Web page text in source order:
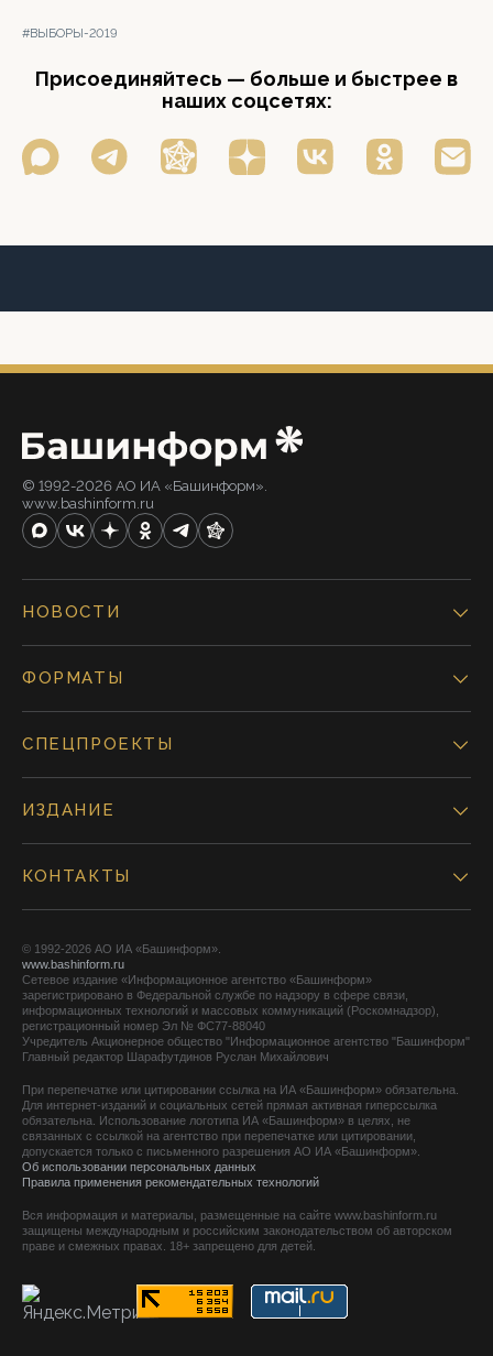
#ВЫБОРЫ-2019
Присоединяйтесь — больше и быстрее в
наших соцсетях:
© 1992-2026 АО ИА «Башинформ».
www.bashinform.ru
НОВОСТИ
ФОРМАТЫ
СПЕЦПРОЕКТЫ
ИЗДАНИЕ
КОНТАКТЫ
© 1992-2026 АО ИА «Башинформ».
www.bashinform.ru
Сетевое издание «Информационное агентство «Башинформ»
зарегистрировано в Федеральной службе по надзору в сфере связи,
информационных технологий и массовых коммуникаций (Роскомнадзор),
регистрационный номер Эл № ФС77-88040
Учредитель Акционерное общество "Информационное агентство "Башинформ"
Главный редактор Шарафутдинов Руслан Михайлович
При перепечатке или цитировании ссылка на ИА «Башинформ» обязательна.
Для интернет-изданий и социальных сетей прямая активная гиперссылка
обязательна. Использование логотипа ИА «Башинформ» в целях, не
связанных с ссылкой на агентство при перепечатке или цитировании,
допускается только с письменного разрешения АО ИА «Башинформ».
Об использовании персональных данных
Правила применения рекомендательных технологий
Вся информация и материалы, размещенные на сайте www.bashinform.ru
защищены международным и российским законодательством об авторском
праве и смежных правах. 18+ запрещено для детей.